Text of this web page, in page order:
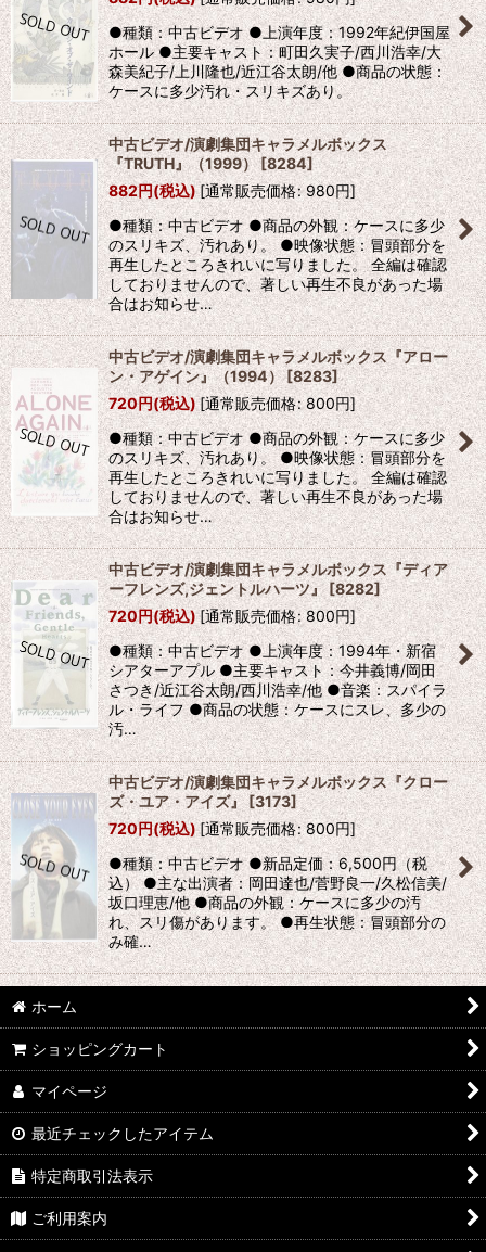
●種類：中古ビデオ ●上演年度：1992年紀伊国屋
ホール ●主要キャスト：町田久実子/西川浩幸/大
森美紀子/上川隆也/近江谷太朗/他 ●商品の状態：
ケースに多少汚れ・スリキズあり。
中古ビデオ/演劇集団キャラメルボックス
『TRUTH』（1999）[8284]
882円(税込)[通常販売価格: 980円]
●種類：中古ビデオ ●商品の外観：ケースに多少
のスリキズ、汚れあり。 ●映像状態：冒頭部分を
再生したところきれいに写りました。 全編は確認
しておりませんので、著しい再生不良があった場
合はお知らせ…
中古ビデオ/演劇集団キャラメルボックス『アロー
ン・アゲイン』（1994）[8283]
720円(税込)[通常販売価格: 800円]
●種類：中古ビデオ ●商品の外観：ケースに多少
のスリキズ、汚れあり。 ●映像状態：冒頭部分を
再生したところきれいに写りました。 全編は確認
しておりませんので、著しい再生不良があった場
合はお知らせ…
中古ビデオ/演劇集団キャラメルボックス『ディア
ーフレンズ,ジェントルハーツ』[8282]
720円(税込)[通常販売価格: 800円]
●種類：中古ビデオ ●上演年度：1994年・新宿
シアターアプル ●主要キャスト：今井義博/岡田
さつき/近江谷太朗/西川浩幸/他 ●音楽：スパイラ
ル・ライフ ●商品の状態：ケースにスレ、多少の
汚…
中古ビデオ/演劇集団キャラメルボックス『クロー
ズ・ユア・アイズ』 [3173]
720円(税込) [通常販売価格: 800円]
●種類：中古ビデオ ●新品定価：6,500円（税
込） ●主な出演者：岡田達也/菅野良一/久松信美/
坂口理恵/他 ●商品の外観：ケースに多少の汚
れ、スリ傷があります。 ●再生状態：冒頭部分の
み確…
ホーム
ショッピングカート
マイページ
最近チェックしたアイテム
特定商取引法表示
ご利用案内